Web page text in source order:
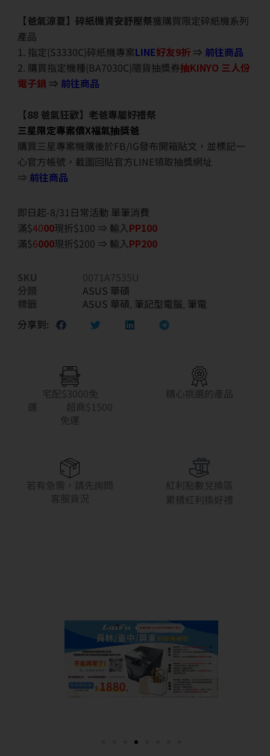
【爸氣涼夏】碎紙機資安舒壓祭獲購買限定碎紙機系列
產品
1. 指定(S3330C)碎紙機專案LINE好友9折 ⇒ 前往商品
2. 購買指定機種(BA7030C)隨貨抽獎券抽KINYO 三人份
電子鍋 ⇒ 前往商品
【88 爸氣狂歡】老爸專屬好禮祭
三星限定專案價X福氣抽獎爸
購買三星專案機購後於FB/IG發布開箱貼文，並標記一
心官方帳號，截圖回貼官方LINE領取抽獎網址
⇒ 前往商品
即日起-8/31日常活動 單筆消費
滿$4000現折$100 ⇒ 輸入PP100
滿$6000現折$200 ⇒ 輸入PP200
SKU
0071A7535U
分類
ASUS 華碩
標籤
ASUS 華碩, 筆記型電腦, 筆電
分享到:
宅配$3000免
運 超商$1500
免運
精心挑選的產品
若有急需，請先詢問
客服貨況
紅利點數兌換區
累積紅利換好禮